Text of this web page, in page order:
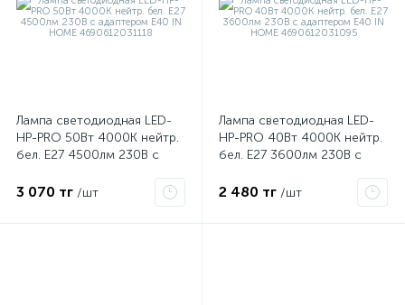
Лампа светодиодная LED-
HP-PRO 50Вт 4000К нейтр.
бел. E27 4500лм 230В с
4690612031118
3 070 тг /шт
Лампа светодиодная LED-
HP-PRO 40Вт 4000К нейтр.
бел. E27 3600лм 230В с
4690612031095
2 480 тг /шт